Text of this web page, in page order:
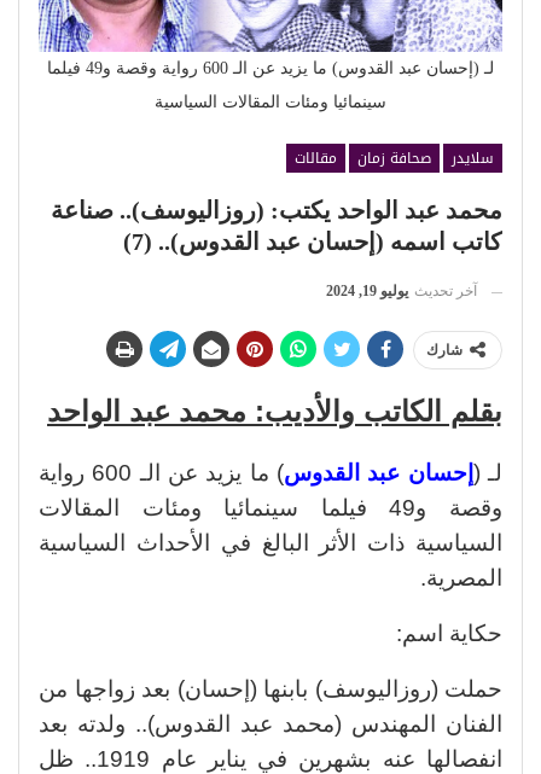
لـ (إحسان عبد القدوس) ما يزيد عن الـ 600 رواية وقصة و49 فيلما
سينمائيا ومئات المقالات السياسية
سلايدر صحافة زمان
مقالات
محمد عبد الواحد يكتب: (روزاليوسف).. صناعة
كاتب اسمه (إحسان عبد القدوس).. (7)
آخر تحديث يوليو 19, 2024
شارك
بقلم الكاتب والأديب: محمد عبد الواحد
لـ ( إحسان عبد القدوس
) ما يزيد عن الـ 600 رواية
وقصة و49 فيلما سينمائيا ومئات المقالات
السياسية ذات الأثر البالغ في الأحداث السياسية
المصرية.
حكاية اسم:
حملت (روزاليوسف) بابنها (إحسان) بعد زواجها من
الفنان المهندس (محمد عبد القدوس).. ولدته بعد
انفصالها عنه بشهرين في يناير عام 1919.. ظل